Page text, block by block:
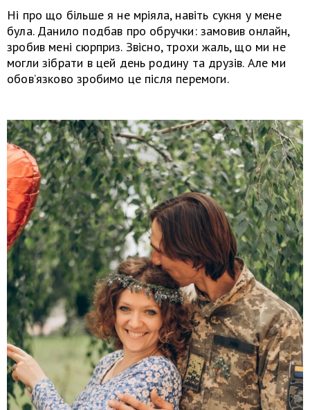
Ні про що більше я не мріяла, навіть сукня у мене
була. Данило подбав про обручки: замовив онлайн,
зробив мені сюрприз. Звісно, трохи жаль, що ми не
могли зібрати в цей день родину та друзів. Але ми
обов’язково зробимо це після перемоги.